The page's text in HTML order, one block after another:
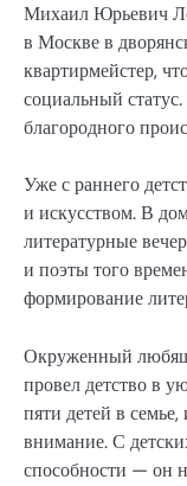
Михаил Юрьевич
в Москве в
квартирмейстер,
социальный
благородного
Уже с раннего
и искусством. В
литературные
и поэты того
формирование
Окруженный
провел детство в
пяти детей в
внимание. С
способности — он